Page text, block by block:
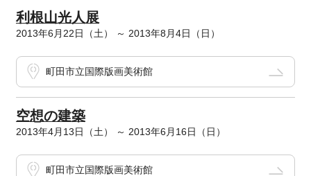
利根山光人展
2013年6月22日（土） ～ 2013年8月4日（日）
町田市立国際版画美術館
空想の建築
2013年4月13日（土） ～ 2013年6月16日（日）
町田市立国際版画美術館